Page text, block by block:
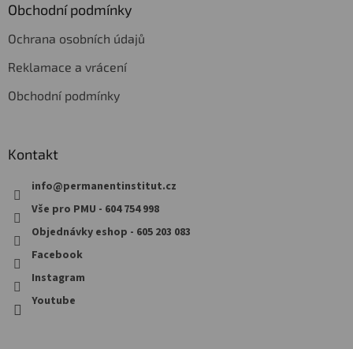
Obchodní podmínky
Ochrana osobních údajů
Reklamace a vrácení
Obchodní podmínky
Kontakt
info@permanentinstitut.cz
Vše pro PMU - 604 754 998
Objednávky eshop - 605 203 083
Facebook
Instagram
Youtube